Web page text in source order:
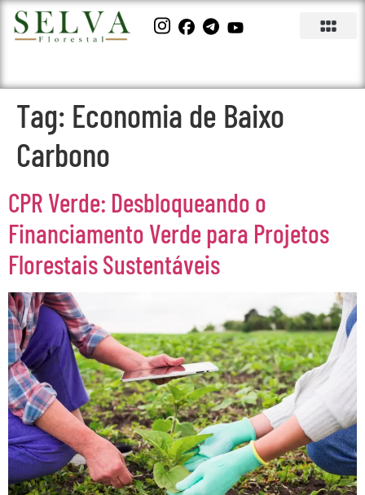
Tag: Economia de Baixo
Carbono
CPR Verde: Desbloqueando o
Financiamento Verde para Projetos
Florestais Sustentáveis